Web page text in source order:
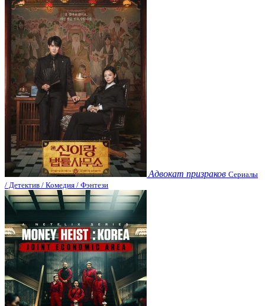
Адвокат призраков Сериалы
/ Детектив / Комедия / Фэнтези